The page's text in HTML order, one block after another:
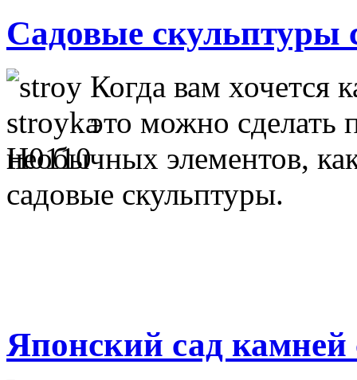
Садовые скульптуры
Когда вам хочется
это можно
необычных элементов,
садовые скульптуры.
Японский сад